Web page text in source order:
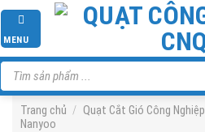
Skip
content
MENU
Tìm
kiếm
phẩm
Trang chủ / Quạt Cắt Gió Công Nghiệp
Nanyoo